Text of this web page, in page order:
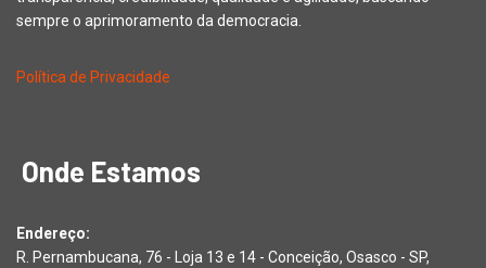
sempre o aprimoramento da democracia.
Política de Privacidade
Onde Estamos
Endereço:
R. Pernambucana, 76 - Loja 13 e 14 - Conceição, Osasco - SP,